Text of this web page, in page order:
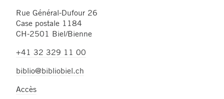
Rue Général-Dufour 26
Case postale 1184
CH-2501 Biel/Bienne
+41 32 329 11 00
biblio@bibliobiel.ch
Accès